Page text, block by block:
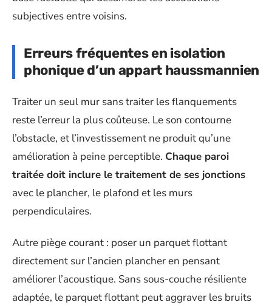
subjectives entre voisins.
Erreurs fréquentes en isolation
phonique d’un appart haussmannien
Traiter un seul mur sans traiter les flanquements
reste l’erreur la plus coûteuse. Le son contourne
l’obstacle, et l’investissement ne produit qu’une
amélioration à peine perceptible. Chaque paroi
traitée doit inclure le traitement de ses jonctions
avec le plancher, le plafond et les murs
perpendiculaires.
Autre piège courant : poser un parquet flottant
directement sur l’ancien plancher en pensant
améliorer l’acoustique. Sans sous-couche résiliente
adaptée, le parquet flottant peut aggraver les bruits